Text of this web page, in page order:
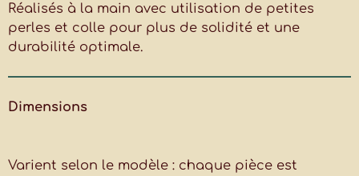
Réalisés à la main avec utilisation de petites
perles et colle pour plus de solidité et une
durabilité optimale.
Dimensions
Varient selon le modèle : chaque pièce est